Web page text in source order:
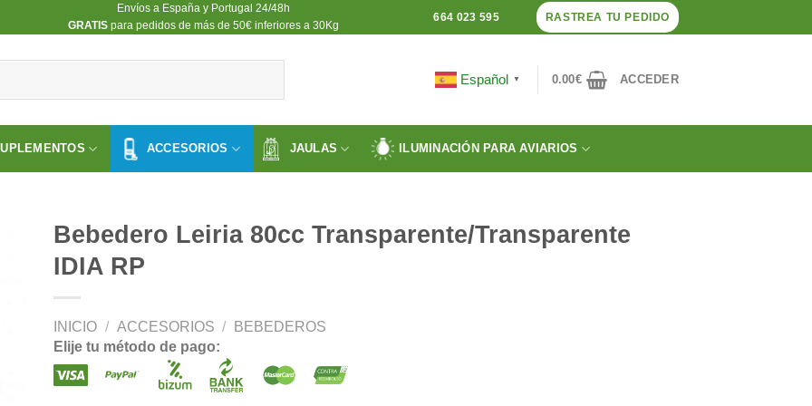
Envíos a España y Portugal 24/48h
​GRATISpara pedidos de más de 50€ inferiores a 30Kg
664 023 595 RASTREA TU PEDIDO
Español ▼ 0.00€ ACCEDER
ACCESORIOS JAULAS ILUMINACIÓN PARA AVIARIOS
Bebedero Leiria 80cc Transparente/Transparente
IDIA RP
INICIO / ACCESORIOS /
BEBEDEROS
Elije tu método de pago: